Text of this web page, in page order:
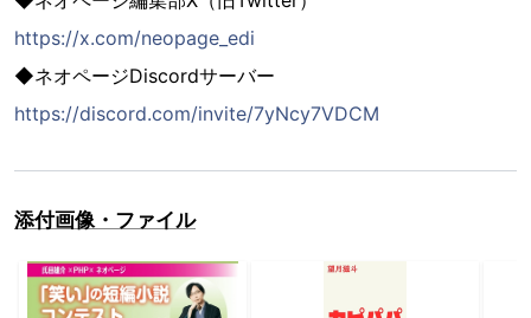
https://x.com/neopage_edi
◆ネオページDiscordサーバー
https://discord.com/invite/7yNcy7VDCM
添付画像・ファイル